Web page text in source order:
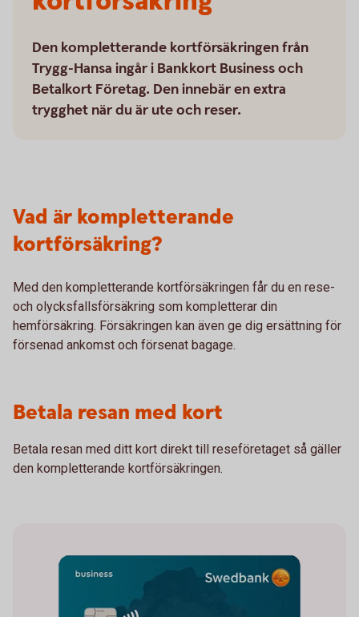
Den kompletterande kortförsäkringen från
Trygg-Hansa ingår i Bankkort Business och
Betalkort Företag. Den innebär en extra
trygghet när du är ute och reser.
Vad är kompletterande
kortförsäkring?
Med den kompletterande kortförsäkringen får du en rese-
och olycksfallsförsäkring som kompletterar din
hemförsäkring. Försäkringen kan även ge dig ersättning för
försenad ankomst och försenat bagage.
Betala resan med kort
Betala resan med ditt kort direkt till reseföretaget så gäller
den kompletterande kortförsäkringen.